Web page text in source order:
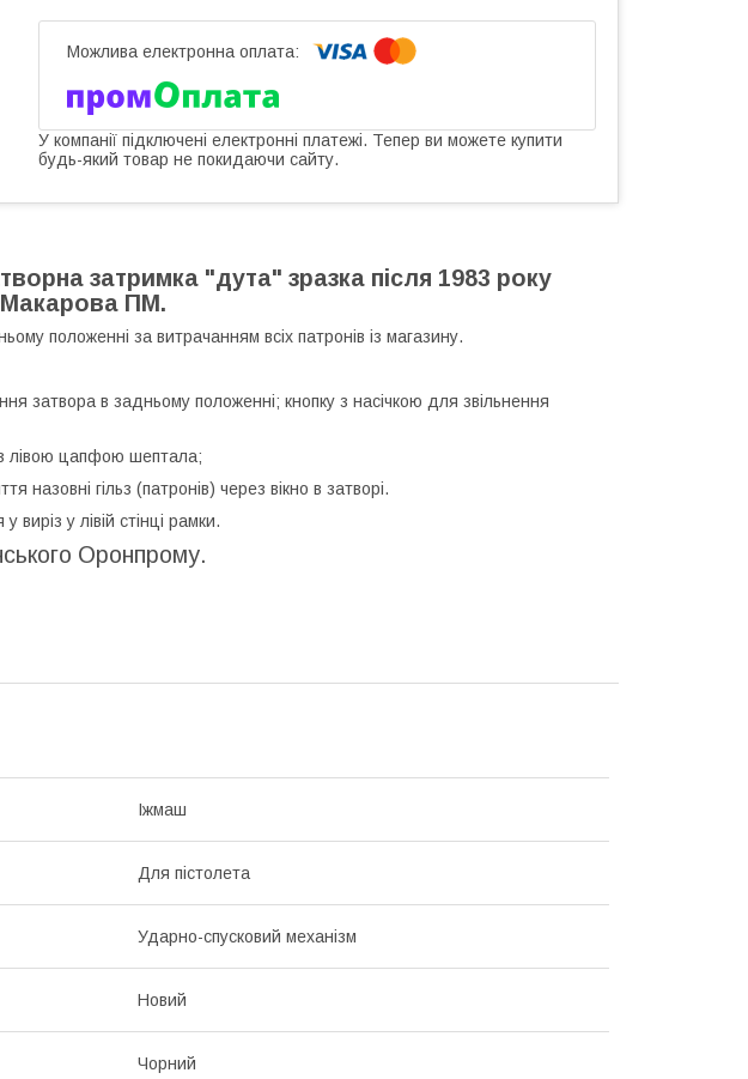
У компанії підключені електронні платежі. Тепер ви можете купити
будь-який товар не покидаючи сайту.
затримка "дута" зразка після 1983 року
Макарова ПМ.
положенні за витрачанням всіх патронів із магазину.
затвора в задньому положенні; кнопку з насічкою для звільнення
лівою цапфою шептала;
назовні гільз (патронів) через вікно в затворі.
у лівій стінці рамки.
Оронпрому.
Іжмаш
Для пістолета
Ударно-спусковий механізм
Новий
Чорний